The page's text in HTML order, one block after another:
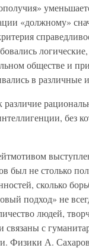
«должному»
обществе и
в различные
без
был не столько
сколько
подход» не
людей,
связаны с
Физики А.